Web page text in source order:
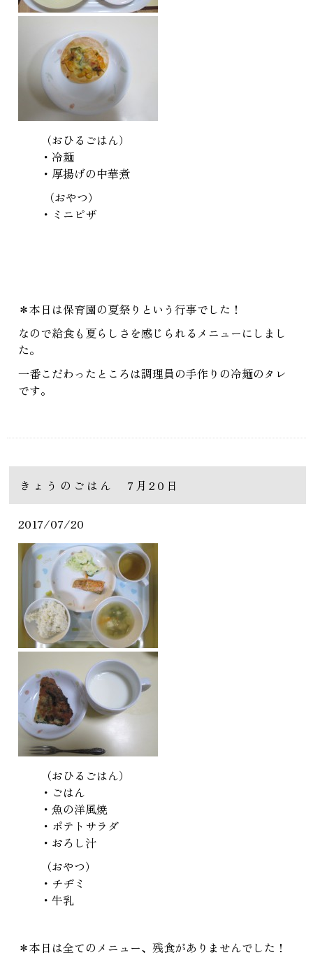
（おひるごはん）
・冷麺
・厚揚げの中華煮
（おやつ）
・ミニピザ
＊本日は保育園の夏祭りという行事でした！
なので給食も夏らしさを感じられるメニューにしまし
た。
一番こだわったところは調理員の手作りの冷麺のタレ
です。
きょうのごはん 7月20日
2017/07/20
（おひるごはん）
・ごはん
・魚の洋風焼
・ポテトサラダ
・おろし汁
（おやつ）
・チヂミ
・牛乳
＊本日は全てのメニュー、残食がありませんでした！